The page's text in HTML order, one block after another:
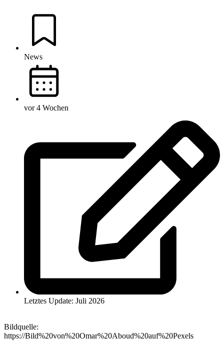
News
vor 4 Wochen
Letztes Update: Juli 2026
Bildquelle:
https://Bild%20von%20Omar%20Aboud%20auf%20Pexels